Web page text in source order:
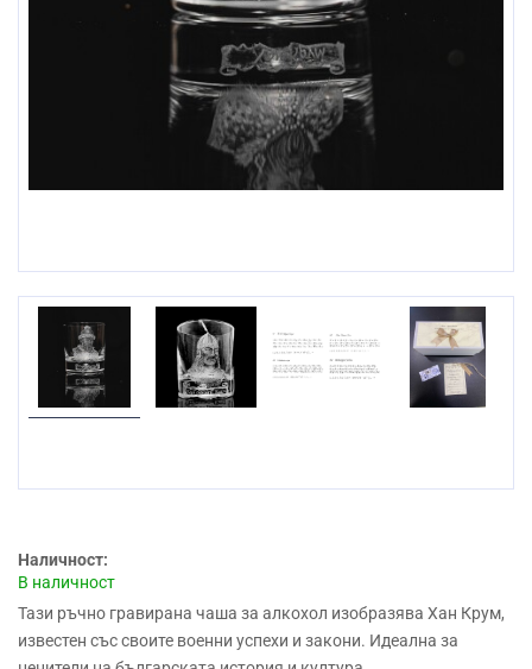
Наличност:
В наличност
Тази ръчно гравирана чаша за алкохол изобразява Хан Крум,
известен със своите военни успехи и закони. Идеална за